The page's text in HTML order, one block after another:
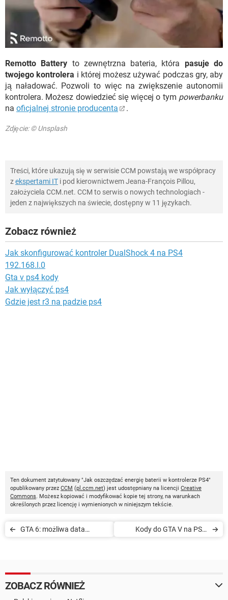
Remotto Battery to zewnętrzna bateria, która pasuje do
twojego kontrolera i której możesz używać podczas gry, aby
ją naładować. Pozwoli to więc na zwiększenie autonomii
kontrolera. Możesz dowiedzieć się więcej o tym powerbanku
na oficjalnej stronie producenta .
Zdjęcie: © Unsplash
Treści, które ukazują się w serwisie CCM powstają we współpracy
zekspertami IT i pod kierownictwem Jeana-François Pillou,
założyciela CCM.net. CCM to serwis o nowych technologiach -
jeden z największych na świecie, dostępny w 11 językach.
Zobacz również
Jak skonfigurować kontroler DualShock 4 na PS4
192.168.l.0
Gta v ps4 kody
Jak wyłączyć ps4
Gdzie jest r3 na padzie ps4
Ten dokument zatytułowany "Jak oszczędzać energię baterii w kontrolerze PS4"
opublikowany przez CCM (pl.ccm.net) jest udostępniany na licencji Creative
Commons. Możesz kopiować i modyfikować kopie tej strony, na warunkach
określonych przez licencję i wymienionych w niniejszym tekście.
GTA 6: możliwa data
Kody do GTA V na PS4:
ZOBACZ RÓWNIEŻ